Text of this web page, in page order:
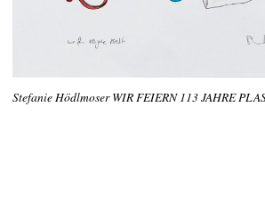
Stefanie Hödlmoser WIR FEIERN 113 JAHRE